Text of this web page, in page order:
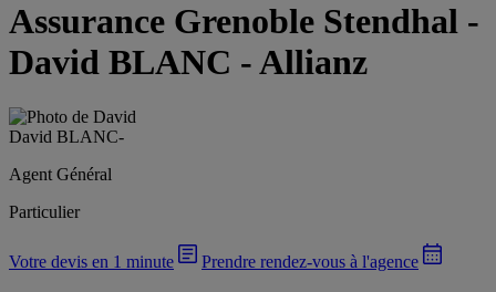
Assurance Grenoble Stendhal -
David BLANC - Allianz
David BLANC-
Agent Général
Particulier
Votre devis en 1 minute Prendre rendez-vous à l'agence